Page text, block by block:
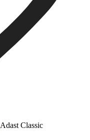
Adast Classic